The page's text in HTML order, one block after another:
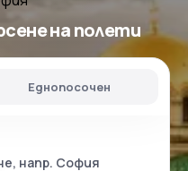
на полети
Еднопосочен